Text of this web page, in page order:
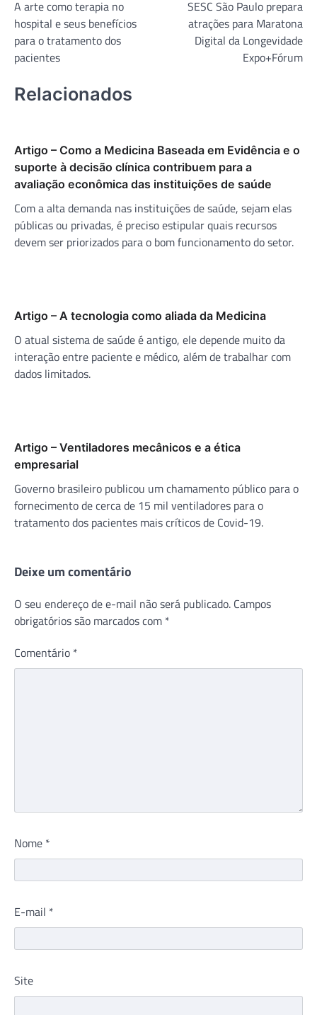
de
Post
A arte como terapia no
hospital e seus benefícios
para o tratamento dos
pacientes
SESC São Paulo prepara
atrações para Maratona
Digital da Longevidade
Expo+Fórum
Relacionados
Artigo – Como a Medicina Baseada em Evidência e o
suporte à decisão clínica contribuem para a
avaliação econômica das instituições de saúde
Com a alta demanda nas instituições de saúde, sejam elas
públicas ou privadas, é preciso estipular quais recursos
devem ser priorizados para o bom funcionamento do setor.
Artigo – A tecnologia como aliada da Medicina
O atual sistema de saúde é antigo, ele depende muito da
interação entre paciente e médico, além de trabalhar com
dados limitados.
Artigo – Ventiladores mecânicos e a ética
empresarial
Governo brasileiro publicou um chamamento público para o
fornecimento de cerca de 15 mil ventiladores para o
tratamento dos pacientes mais críticos de Covid-19.
Deixe um comentário
O seu endereço de e-mail não será publicado. Campos
obrigatórios são marcados com *
Comentário *
Nome *
E-mail *
Site